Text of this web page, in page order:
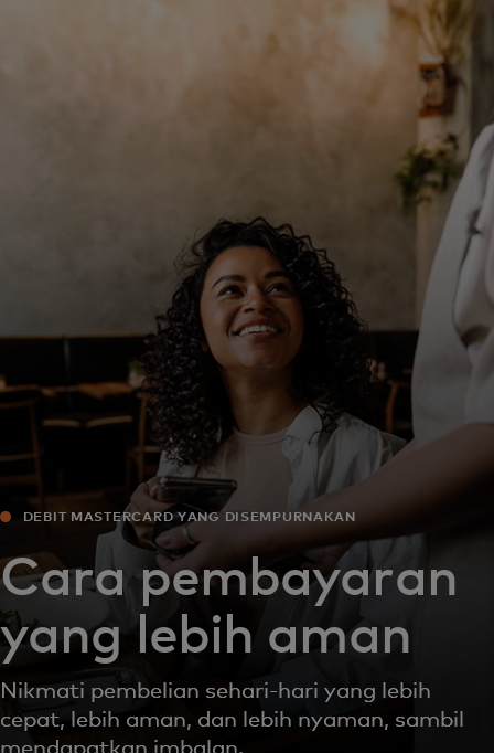
Untuk inovator
Berita dan tren
DEBIT MASTERCARD YANG DISEMPURNAKAN
Cara pembayaran
yang lebih aman
Nikmati pembelian sehari-hari yang lebih
cepat, lebih aman, dan lebih nyaman, sambil
mendapatkan imbalan.